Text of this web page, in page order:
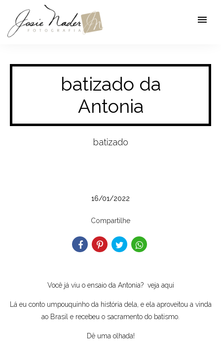
menu
batizado da
Antonia
batizado
16/01/2022
Compartilhe
Você já viu o ensaio da Antonia? veja aqui
Lá eu conto umpouquinho da história dela, e ela aproveitou a vinda
ao Brasil e recebeu o sacramento do batismo.
Dê uma olhada!